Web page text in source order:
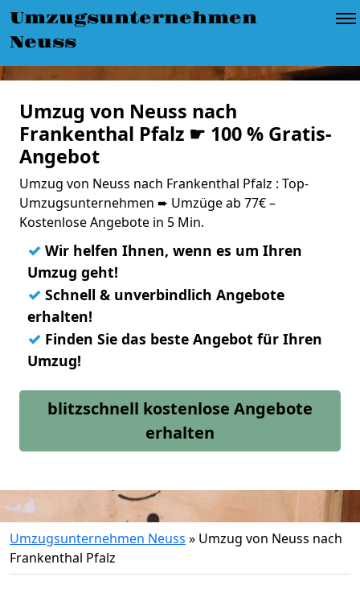
Umzugsunternehmen
Neuss
Umzug von Neuss nach
Frankenthal Pfalz ☛ 100 % Gratis-
Angebot
Umzug von Neuss nach Frankenthal Pfalz : Top-
Umzugsunternehmen ➨ Umzüge ab 77€ –
Kostenlose Angebote in 5 Min.
✓ Wir helfen Ihnen, wenn es um Ihren
Umzug geht!
✓ Schnell & unverbindlich Angebote
erhalten!
✓ Finden Sie das beste Angebot für Ihren
Umzug!
blitzschnell kostenlose Angebote
erhalten
Umzugsunternehmen Neuss » Umzug von Neuss nach
Frankenthal Pfalz